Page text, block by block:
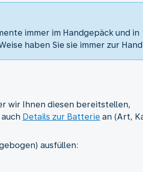
immer im Handgepäck und in
haben Sie sie immer zur
wir Ihnen diesen bereitstellen,
Details zur Batterie an (Art,
ausfüllen: